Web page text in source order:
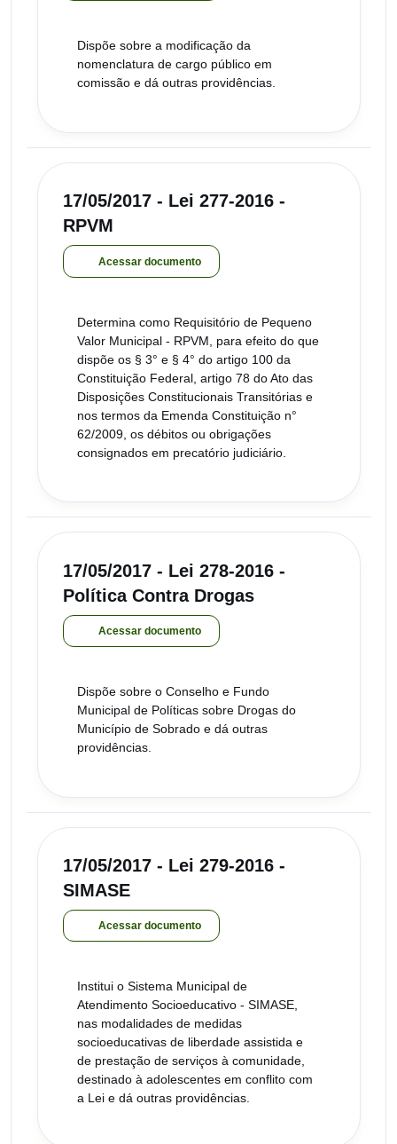
Dispõe sobre a modificação da
nomenclatura de cargo público em
comissão e dá outras providências.
17/05/2017 - Lei 277-2016 -
RPVM
Acessar documento
Determina como Requisitório de Pequeno
Valor Municipal - RPVM, para efeito do que
dispõe os § 3° e § 4° do artigo 100 da
Constituição Federal, artigo 78 do Ato das
Disposições Constitucionais Transitórias e
nos termos da Emenda Constituição n°
62/2009, os débitos ou obrigações
consignados em precatório judiciário.
17/05/2017 - Lei 278-2016 -
Política Contra Drogas
Acessar documento
Dispõe sobre o Conselho e Fundo
Municipal de Políticas sobre Drogas do
Município de Sobrado e dá outras
providências.
17/05/2017 - Lei 279-2016 -
SIMASE
Acessar documento
Institui o Sistema Municipal de
Atendimento Socioeducativo - SIMASE,
nas modalidades de medidas
socioeducativas de liberdade assistida e
de prestação de serviços à comunidade,
destinado à adolescentes em conflito com
a Lei e dá outras providências.